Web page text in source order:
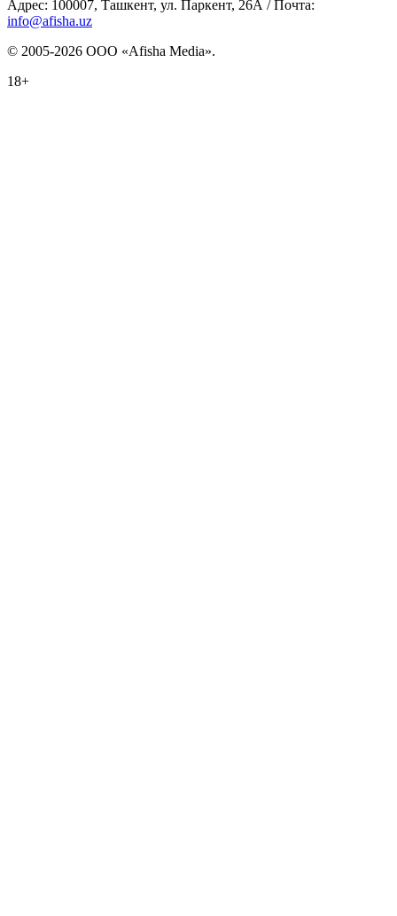
Адрес: 100007, Ташкент, ул. Паркент, 26А / Почта:
info@afisha.uz
© 2005-2026 ООО «Afisha Media».
18+